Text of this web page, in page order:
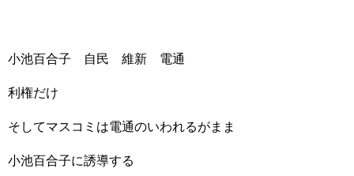
小池百合子 自民 維新 電通
利権だけ
そしてマスコミは電通のいわれるがまま
小池百合子に誘導する